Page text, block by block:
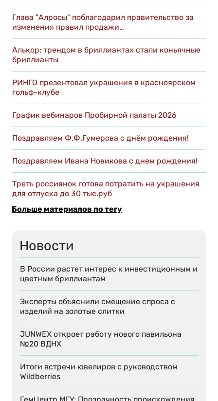
Новости
В России растет интерес к инвестиционным и
цветным бриллиантам
Эксперты объяснили смещение спроса с
изделий на золотые слитки
JUNWEX откроет работу нового павильона
№20 ВДНХ
Итоги встречи ювелиров с руководством
Wildberries
Глава "Алросы" поблагодарил правительство за
изменения правил продажи…
Алькор: трендом в бриллиантах стали коньячные
бриллианты
РИНГО презентовал украшения в красноярском
гольф-клубе
График вебинаров Пробирной палаты 2026
Поздравляем Ф.Ф.Гумерова с днём рождения!
Поздравляем Ивана Новикова с днем рождения!
Треть россиянок готова потратить на украшения
для отпуска до 30 тыс.руб
Больше материалов по тегу